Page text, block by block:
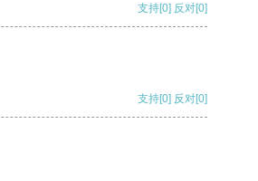
支持[0] 反对[0]
支持[0] 反对[0]